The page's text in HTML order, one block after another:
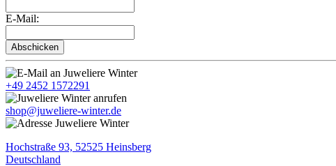
E-Mail:
Abschicken
+49 2452 1572291
shop@juweliere-winter.de
Hochstraße 93, 52525 Heinsberg
Deutschland